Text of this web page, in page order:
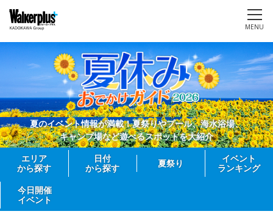
MENU
夏のイベント情報が満載！夏祭りやプール、海水浴場、
キャンプ場など遊べるスポットを大紹介
エリア
から探す
日付
から探す
夏祭り
イベント
ランキング
今日開催
イベント